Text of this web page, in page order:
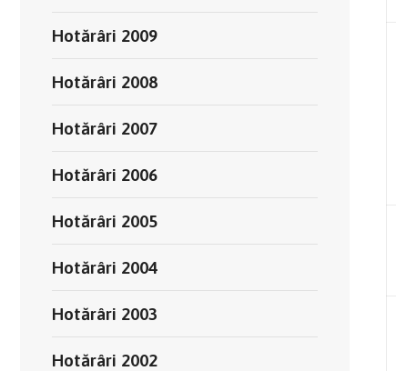
Hotărâri 2009
Hotărâri 2008
Hotărâri 2007
Hotărâri 2006
Hotărâri 2005
Hotărâri 2004
Hotărâri 2003
Hotărâri 2002